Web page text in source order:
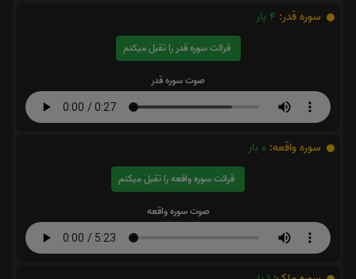
سوره قدر: 4 بار
قرائت سوره قدر را تقبل میکنم
صوت سوره قدر
سوره واقعه: 0 بار
قرائت سوره واقعه را تقبل میکنم
صوت سوره واقعه